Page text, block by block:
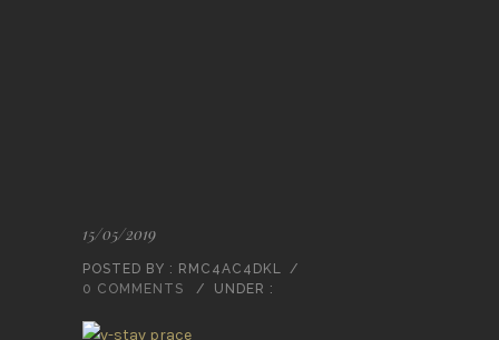
15/05/2019
POSTED BY : RMC4AC4DKL /
0 COMMENTS
/ UNDER :